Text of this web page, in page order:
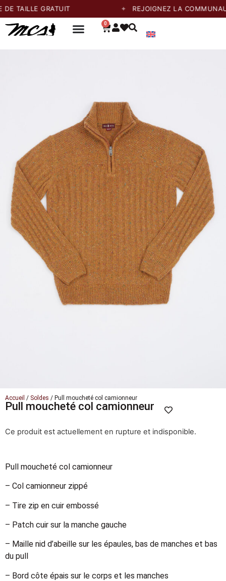
GRATUIT REJOIGNEZ LA COMMUNAUTÉ
0
Accueil / Soldes / Pull moucheté col camionneur
Pull moucheté col camionneur
Ce produit est actuellement en rupture et indisponible.
Pull moucheté col camionneur
– Col camionneur zippé
– Tire zip en cuir embossé
– Patch cuir sur la manche gauche
– Maille nid d’abeille sur les épaules, bas de manches et bas
du pull
– Bord côte épais sur le corps et les manches